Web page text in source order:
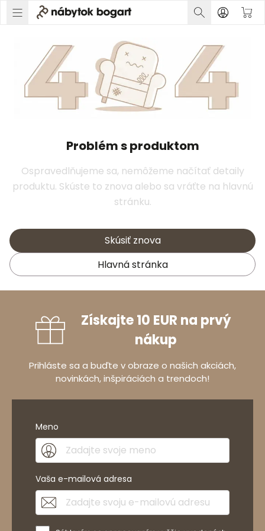
Problém s produktom
Ospravedlňujeme sa, nemôžeme načítať detaily
produktu. Skúste to znova alebo sa vráťte na hlavnú
stránku.
Skúsiť znova
Hlavná stránka
Získajte 10 EUR na prvý
nákup
Prihláste sa a buďte v obraze o našich akciách,
novinkách, inšpiráciách a trendoch!
Meno
Vaša e-mailová adresa